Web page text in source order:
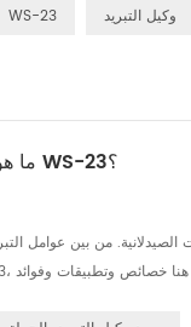
WS-23 وكيل التبريد
ما هو عامل التبريد WS-23؟
من بين عوامل